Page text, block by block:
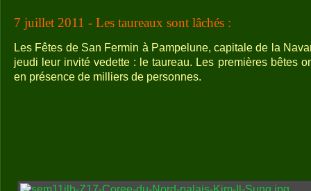
7 juillet 2011 - Les taureaux sont lâchés :
Les Fêtes de San Fermin à Pampelune, capitale de la
jeudi leur invité vedette : le taureau. Les premières bêtes
en présence de milliers de personnes.